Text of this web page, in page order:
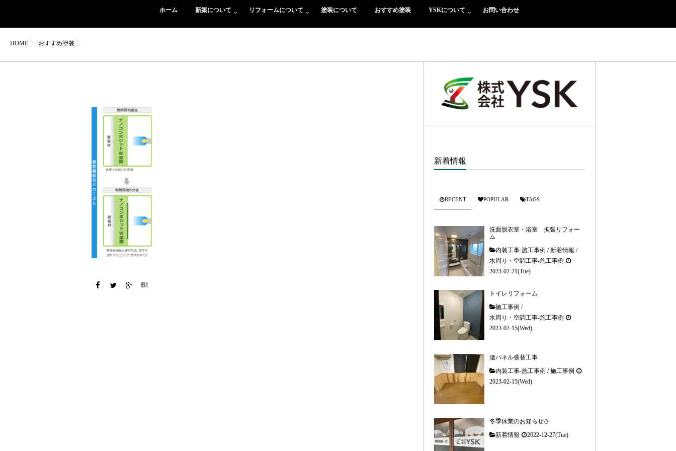
ホーム 新築について リフォームについて 塗装について おすすめ塗装 YSKについて お問い合わせ
HOME おすすめ塗装
新着情報
RECENT POPULAR TAGS
洗面脱衣室・浴室 拡張リフォー
ム
内装工事-施工事例 /新着情報 /
水周り・空調工事-施工事例
2023-02-21(Tue)
トイレリフォーム
施工事例 /
水周り・空調工事-施工事例
2023-02-15(Wed)
腰パネル張替工事
内装工事-施工事例 /施工事例
2023-02-15(Wed)
冬季休業のお知らせ⛄
新着情報
2022-12-27(Tue)